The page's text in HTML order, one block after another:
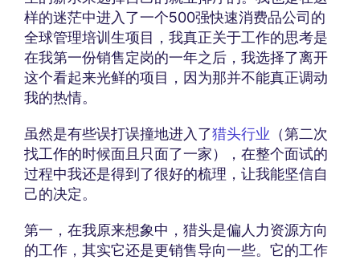
样的迷茫中进入了一个500强快速消费品公司的
全球管理培训生项目，我真正关于工作的思考是
在我第一份销售定岗的一年之后，我选择了离开
这个看起来光鲜的项目，因为那并不能真正调动
我的热情。
虽然是有些误打误撞地进入了猎头行业 （第二次
找工作的时候面且只面了一家），在整个面试的
过程中我还是得到了很好的梳理，让我能坚信自
己的决定。
第一，在我原来想象中，猎头是偏人力资源方向
的工作，其实它还是更销售导向一些。它的工作